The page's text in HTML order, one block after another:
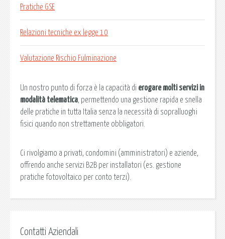
Pratiche GSE
Relazioni tecniche ex legge 10
Valutazione Rischio Fulminazione
Un nostro punto di forza è la capacità di erogare molti servizi in
modalità telematica, permettendo una gestione rapida e snella
delle pratiche in tutta Italia senza la necessità di sopralluoghi
fisici quando non strettamente obbligatori.
Ci rivolgiamo a privati, condomini (amministratori) e aziende,
offrendo anche servizi B2B per installatori (es. gestione
pratiche fotovoltaico per conto terzi).
Contatti Aziendali